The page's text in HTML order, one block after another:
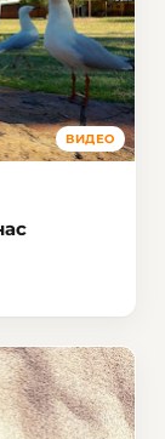
ВИДЕО